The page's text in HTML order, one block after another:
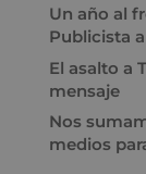
Un año al
Publicista
El asalto a
mensaje
Nos
medios